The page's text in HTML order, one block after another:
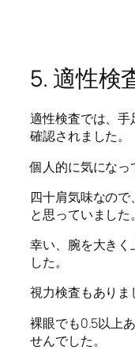
5. 適性検
適性検査では、
確認されました。
個人的に気になっ
四十肩気味なの
と思っていました。
幸い、腕を大きく
した。
視力検査もありま
裸眼でも0.5以上
せんでした。